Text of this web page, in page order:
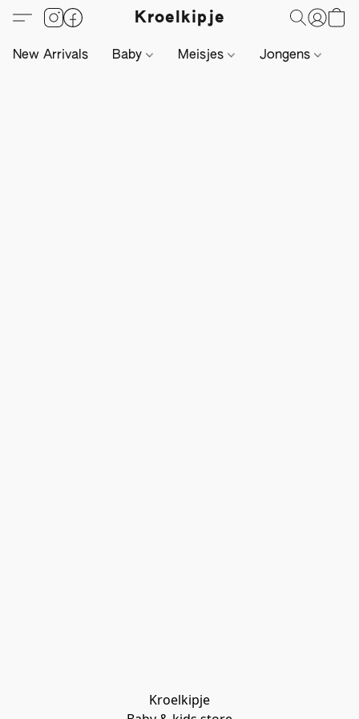
Kroelkipje
New Arrivals Baby Meisjes Jongens
Kroelkipje